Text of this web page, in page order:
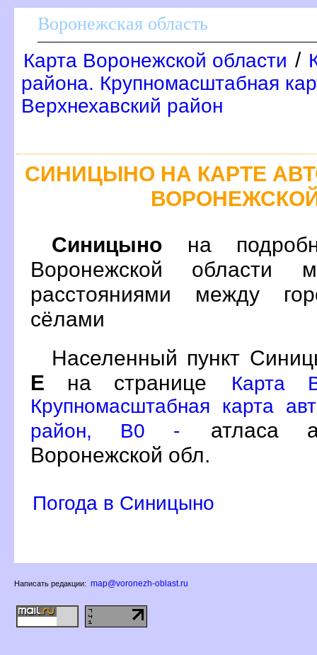
оронежская область
Карта Воронежской области /
района. Крупномасштабная
ерхнехавский район
СИНИЦЫНО НА КАРТЕ
Синицыно на
оронежской области
расстояниями между
сёлами
Населенный пункт
Е на странице
Карта
Крупномасштабная карта
район, B0 -
атласа
оронежской обл.
Погода в Синицыно
Написать редакции: map@voronezh-oblast.ru